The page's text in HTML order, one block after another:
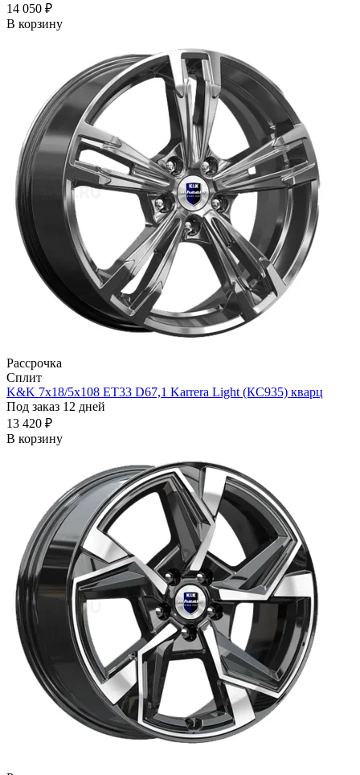
14 050 ₽
В корзину
Рассрочка
Сплит
K&K 7x18/5x108 ET33 D67,1 Karrera Light (КС935) кварц
Под заказ 12 дней
13 420 ₽
В корзину